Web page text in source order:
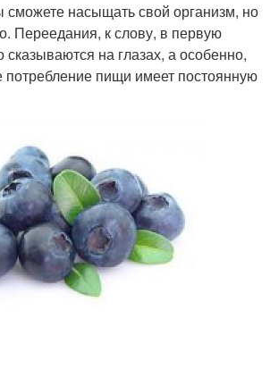
насыщать свой организм, но
Переедания, к слову, в первую
сказываются на глазах, а особенно,
пищи имеет постоянную